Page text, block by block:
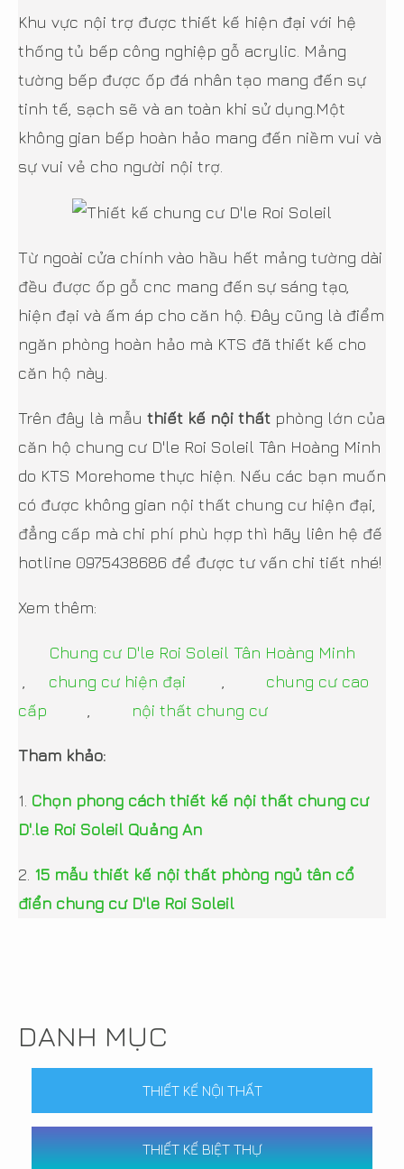
Khu vực nội trợ được thiết kế hiện đại với hệ
thống tủ bếp công nghiệp gỗ acrylic. Mảng
tường bếp được ốp đá nhân tạo mang đến sự
tinh tế, sạch sẽ và an toàn khi sử dụng.Một
không gian bếp hoàn hảo mang đến niềm vui và
sự vui vẻ cho người nội trợ.
Từ ngoài cửa chính vào hầu hết mảng tường dài
đều được ốp gỗ cnc mang đến sự sáng tạo,
hiện đại và ấm áp cho căn hộ. Đây cũng là điểm
ngăn phòng hoàn hảo mà KTS đã thiết kế cho
căn hộ này.
Trên đây là mẫu thiết kế nội thất phòng lớn của
căn hộ chung cư D'le Roi Soleil Tân Hoàng Minh
do KTS Morehome thực hiện. Nếu các bạn muốn
có được không gian nội thất chung cư hiện đại,
đẳng cấp mà chi phí phù hợp thì hãy liên hệ đế
hotline 0975438686 để được tư vấn chi tiết nhé!
Xem thêm:
Chung cư D'le Roi Soleil Tân Hoàng Minh
, chung cư hiện đại , chung cư cao
cấp , nội thất chung cư
Tham khảo:
1. Chọn phong cách thiết kế nội thất chung cư
D'.le Roi Soleil Quảng An
2. 15 mẫu thiết kế nội thất phòng ngủ tân cổ
điển chung cư D'le Roi Soleil
DANH MỤC
THIẾT KẾ NỘI THẤT
THIẾT KẾ BIỆT THỰ